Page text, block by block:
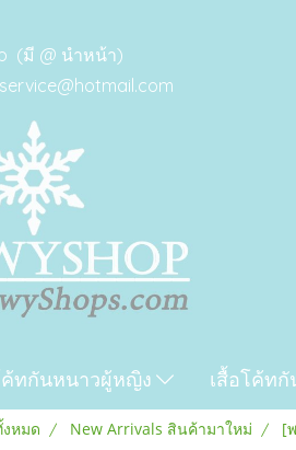
(มี @ นำหน้า)
ค้ทกันหนาวผู้หญิง เสื้อโค้ทกั
หมด New Arrivals สินค้ามาใหม่ [